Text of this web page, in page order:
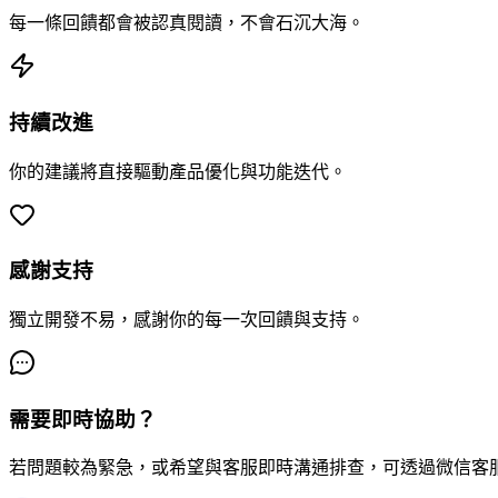
每一條回饋都會被認真閱讀，不會石沉大海。
持續改進
你的建議將直接驅動產品優化與功能迭代。
感謝支持
獨立開發不易，感謝你的每一次回饋與支持。
需要即時協助？
若問題較為緊急，或希望與客服即時溝通排查，可透過微信客